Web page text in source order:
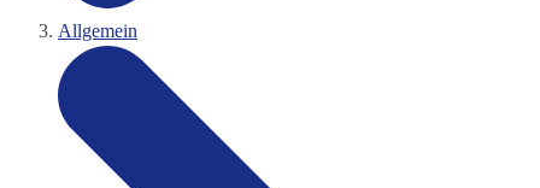
Allgemein